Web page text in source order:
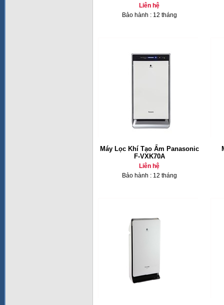
Liên hệ
Bảo hành : 12 tháng
Máy Lọc Khí Tạo Ẩm Panasonic
F-VXK70A
Liên hệ
Bảo hành : 12 tháng